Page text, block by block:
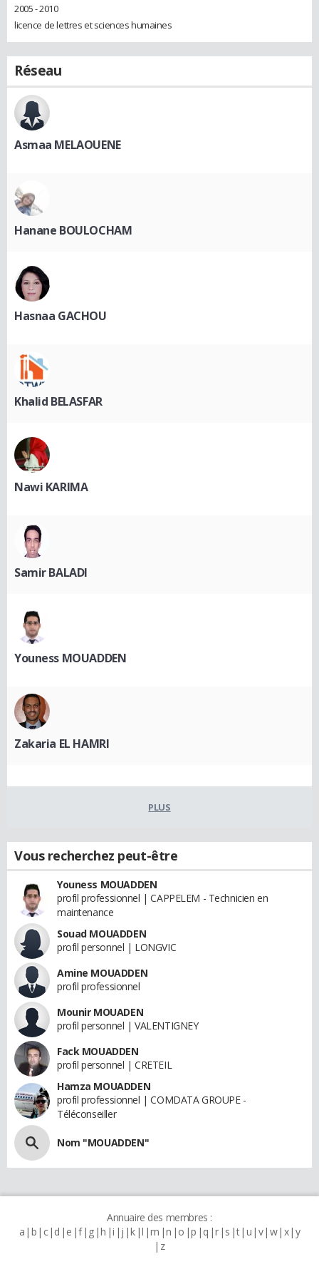
2005 - 2010
licence de lettres et sciences humaines
Réseau
Asmaa MELAOUENE
Hanane BOULOCHAM
Hasnaa GACHOU
Khalid BELASFAR
Nawi KARIMA
Samir BALADI
Youness MOUADDEN
Zakaria EL HAMRI
PLUS
Vous recherchez peut-être
Youness MOUADDEN
profil professionnel | CAPPELEM - Technicien en
maintenance
Souad MOUADDEN
profil personnel | LONGVIC
Amine MOUADDEN
profil professionnel
Mounir MOUADEN
profil personnel | VALENTIGNEY
Fack MOUADDEN
profil personnel | CRETEIL
Hamza MOUADDEN
profil professionnel | COMDATA GROUPE -
Téléconseiller
Nom "MOUADDEN"
Annuaire des membres :
a b c d e f g h i j k l m n o p q r s t u v w x y
z